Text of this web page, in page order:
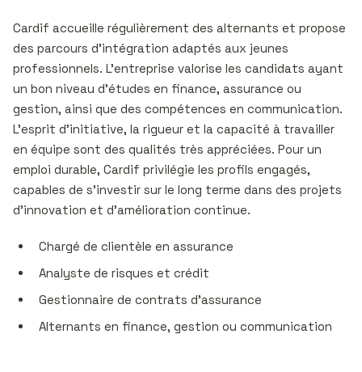
Cardif accueille régulièrement des alternants et propose
des parcours d’intégration adaptés aux jeunes
professionnels. L’entreprise valorise les candidats ayant
un bon niveau d’études en finance, assurance ou
gestion, ainsi que des compétences en communication.
L’esprit d’initiative, la rigueur et la capacité à travailler
en équipe sont des qualités très appréciées. Pour un
emploi durable, Cardif privilégie les profils engagés,
capables de s’investir sur le long terme dans des projets
d’innovation et d’amélioration continue.
Chargé de clientèle en assurance
Analyste de risques et crédit
Gestionnaire de contrats d’assurance
Alternants en finance, gestion ou communication